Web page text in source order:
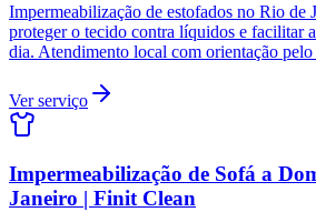
Impermeabilização de estofados no Rio de
proteger o tecido contra líquidos e facilitar
dia. Atendimento local com orientação
Ver serviço
Impermeabilização de Sofá a
Janeiro | Finit Clean